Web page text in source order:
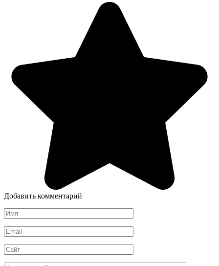
Добавить комментарий
Имя
*
Email
*
Сайт